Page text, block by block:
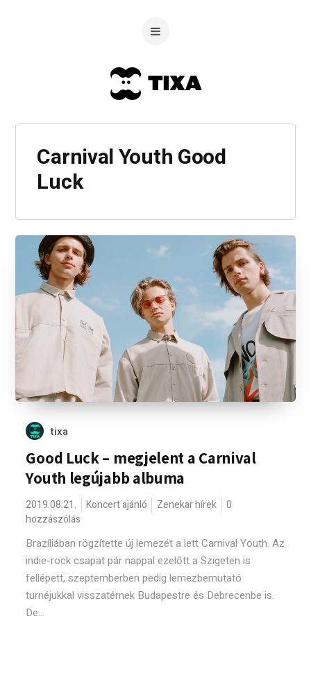
Carnival Youth Good
Luck
tixa
Good Luck – megjelent a Carnival
Youth legújabb albuma
2019.08.21. Koncert ajánló Zenekar hírek
0
hozzászólás
Brazíliában rögzítette új lemezét a lett Carnival Youth. Az
indie-rock csapat pár nappal ezelőtt a Szigeten is
fellépett, szeptemberben pedig lemezbemutató
turnéjukkal visszatérnek Budapestre és Debrecenbe is.
De...